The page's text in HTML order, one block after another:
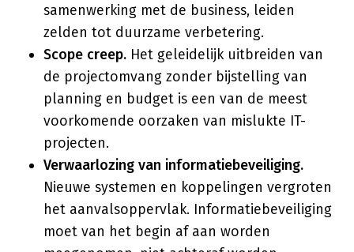
samenwerking met de business, leiden
zelden tot duurzame verbetering.
Scope creep. Het geleidelijk uitbreiden van
de projectomvang zonder bijstelling van
planning en budget is een van de meest
voorkomende oorzaken van mislukte IT-
projecten.
Verwaarlozing van informatiebeveiliging.
Nieuwe systemen en koppelingen vergroten
het aanvalsoppervlak. Informatiebeveiliging
moet van het begin af aan worden